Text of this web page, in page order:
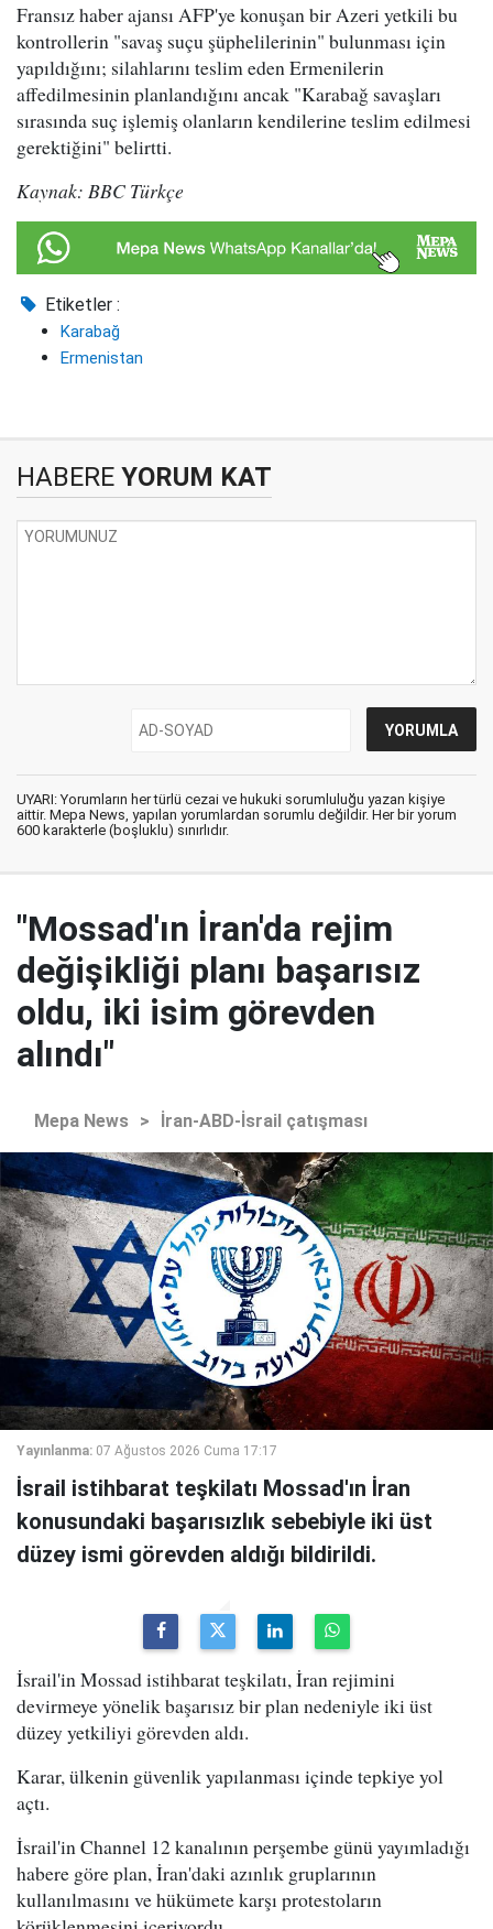
Fransız haber ajansı AFP'ye konuşan bir Azeri yetkili bu
kontrollerin "savaş suçu şüphelilerinin" bulunması için
yapıldığını; silahlarını teslim eden Ermenilerin
affedilmesinin planlandığını ancak "Karabağ savaşları
sırasında suç işlemiş olanların kendilerine teslim edilmesi
gerektiğini" belirtti.
Kaynak: BBC Türkçe
Etiketler :
Karabağ
Ermenistan
HABERE YORUM KAT
UYARI: Yorumların her türlü cezai ve hukuki sorumluluğu yazan kişiye
aittir. Mepa News, yapılan yorumlardan sorumlu değildir. Her bir yorum
600 karakterle (boşluklu) sınırlıdır.
"Mossad'ın İran'da rejim
değişikliği planı başarısız
oldu, iki isim görevden
alındı"
Mepa News > İran-ABD-İsrail çatışması
Yayınlanma: 07 Ağustos 2026 Cuma 17:17
İsrail istihbarat teşkilatı Mossad'ın İran
konusundaki başarısızlık sebebiyle iki üst
düzey ismi görevden aldığı bildirildi.
İsrail'in Mossad istihbarat teşkilatı, İran rejimini
devirmeye yönelik başarısız bir plan nedeniyle iki üst
düzey yetkiliyi görevden aldı.
Karar, ülkenin güvenlik yapılanması içinde tepkiye yol
açtı.
İsrail'in Channel 12 kanalının perşembe günü yayımladığı
habere göre plan, İran'daki azınlık gruplarının
kullanılmasını ve hükümete karşı protestoların